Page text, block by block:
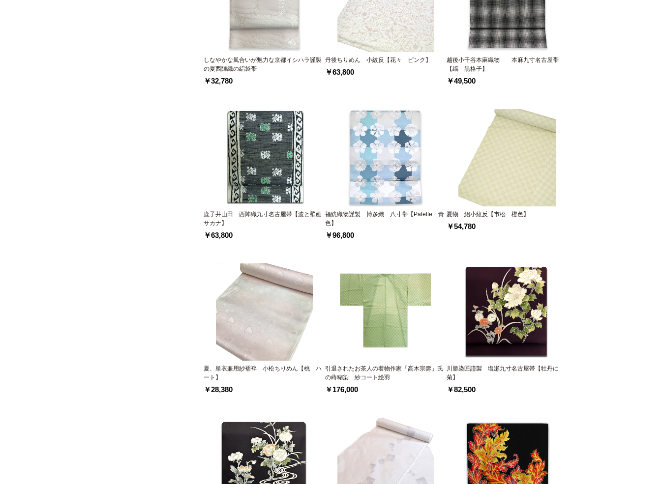
しなやかな風合いが魅力な京都イシハラ謹製
の夏西陣織の絽袋帯
￥32,780
丹後ちりめん 小紋反【花々 ピンク】
￥63,800
越後小千谷本麻織物 本麻九寸名古屋帯
【縞 黒格子】
￥49,500
鹿子井山田 西陣織九寸名古屋帯【波と壁画
サカナ】
￥63,800
福絖織物謹製 博多織 八寸帯【Palette 青
色】
￥96,800
夏物 絽小紋反【市松 橙色】
￥54,780
夏、単衣兼用紗襦袢 小松ちりめん【桃 ハ
ート】
￥28,380
引退されたお茶人の着物作家「高木宗壽」氏
の蒔糊染 紗コート絵羽
￥176,000
川勝染匠謹製 塩瀬九寸名古屋帯【牡丹に
菊】
￥82,500